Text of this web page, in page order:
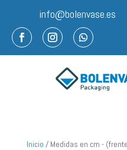
info@bolenvase.es
Inicio / Medidas en cm -